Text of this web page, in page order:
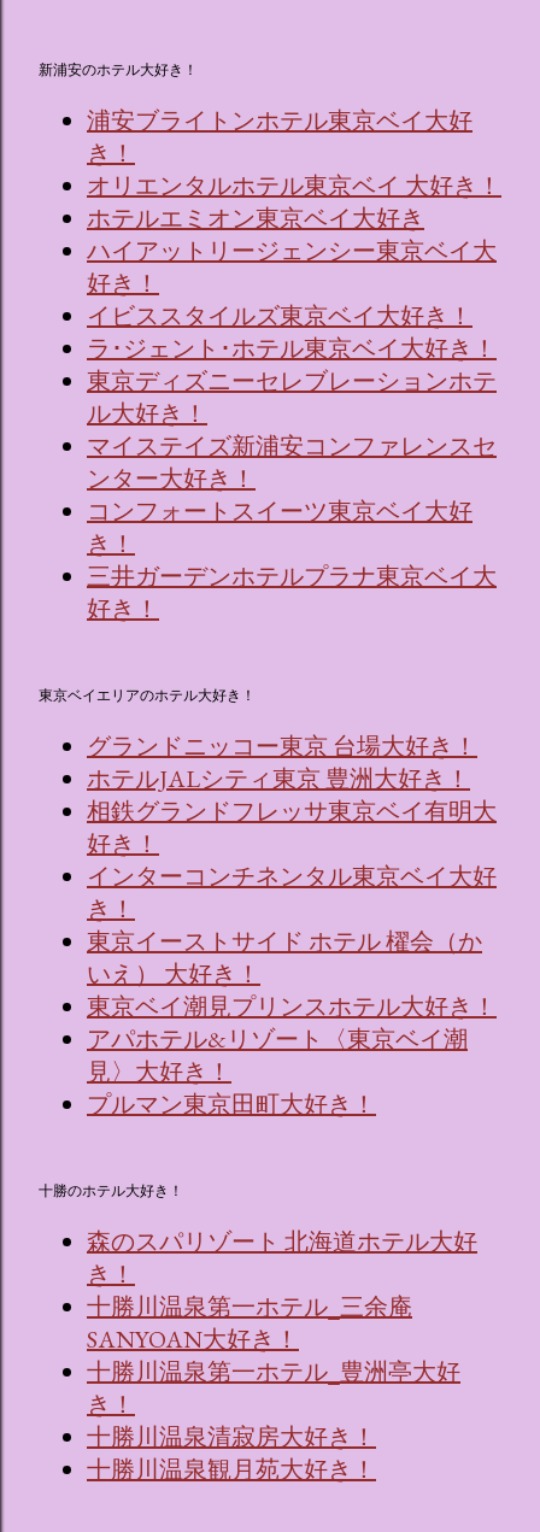
新浦安のホテル大好き！
浦安ブライトンホテル東京ベイ大好
き！
オリエンタルホテル東京ベイ 大好き！
ホテルエミオン東京ベイ大好き
ハイアットリージェンシー東京ベイ大
好き！
イビススタイルズ東京ベイ大好き！
ラ･ジェント･ホテル東京ベイ大好き！
東京ディズニーセレブレーションホテ
ル大好き！
マイステイズ新浦安コンファレンスセ
ンター大好き！
コンフォートスイーツ東京ベイ大好
き！
三井ガーデンホテルプラナ東京ベイ大
好き！
東京ベイエリアのホテル大好き！
グランドニッコー東京 台場大好き！
ホテルJALシティ東京 豊洲大好き！
相鉄グランドフレッサ東京ベイ有明大
好き！
インターコンチネンタル東京ベイ大好
き！
東京イーストサイド ホテル 櫂会（か
いえ） 大好き！
東京ベイ潮見プリンスホテル大好き！
アパホテル&リゾート〈東京ベイ潮
見〉大好き！
プルマン東京田町大好き！
十勝のホテル大好き！
森のスパリゾート 北海道ホテル大好
き！
十勝川温泉第一ホテル_三余庵
SANYOAN大好き！
十勝川温泉第一ホテル_豊洲亭大好
き！
十勝川温泉清寂房大好き！
十勝川温泉観月苑大好き！